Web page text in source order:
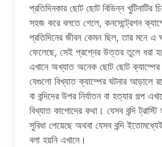
প্রতিদিনকার ছােট ছােট বিভিন্ন খুটিনাটির
সহজ করে বলতে গেলে, কনসেন্ট্রেশন
প্রতিদিনের জীবন কেমন ছিল, তার মনে এ
ফেলেছে, সেই প্রশ্নের উত্তর তুলে ধরা
এখানে অখ্যাত অনেক ছােট ছােট
যেগুলাে বিখ্যাত ক্যাম্পের ঘটনার আড়ালে
বা বন্দিদের উপর নির্যাতন বা হত্যার গল্প
বিখ্যাত কাপােদের কথা। যেসব বন্দি
সুবিধা পেয়েছে অথবা যেসব বন্দি
বলা হয়নি এখানে।